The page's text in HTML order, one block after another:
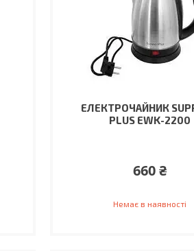
ЕЛЕКТРОЧАЙНИК
PLUS EWK-2200
660 ₴
Немає в наявності